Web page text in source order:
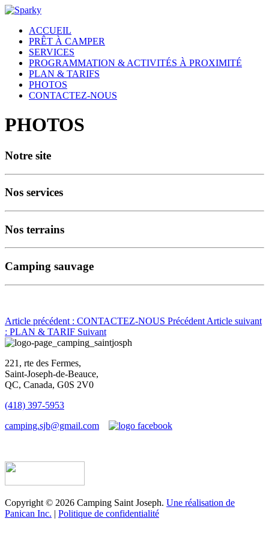
ACCUEIL
PRÊT À CAMPER
SERVICES
PROGRAMMATION & ACTIVITÉS À PROXIMITÉ
PLAN & TARIFS
PHOTOS
CONTACTEZ-NOUS
PHOTOS
Notre site
Nos services
Nos terrains
Camping sauvage
Article précédent : CONTACTEZ-NOUS Précédent Article suivant
: PLAN & TARIF Suivant
221, rte des Fermes,
Saint-Joseph-de-Beauce,
QC, Canada, G0S 2V0
(418) 397-5953
camping.sjb@gmail.com
Copyright © 2026 Camping Saint Joseph. Une réalisation de
Panican Inc. | Politique de confidentialité